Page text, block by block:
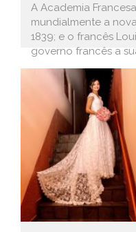
A Academia
mundialmente a
1839; e o francês
governo francês a
leia mais (+)